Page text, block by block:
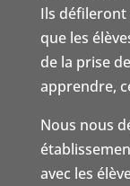
Ils défileront
que les
de la prise
apprendre,
Nous nous
avec les